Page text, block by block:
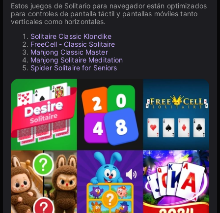
Estos juegos de Solitario para navegador están optimizados
para controles de pantalla táctil y pantallas móviles tanto
verticales como horizontales.
Solitaire Classic Klondike
FreeCell - Classic Solitaire
Mahjong Classic Master
Mahjong Solitaire Meditation
Spider Solitaire for Seniors